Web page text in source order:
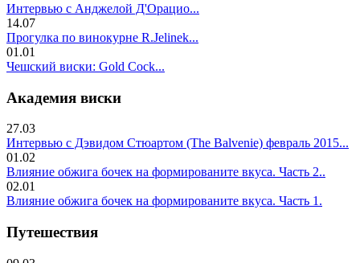
Интервью с Анджелой Д'Орацио...
14.07
Прогулка по винокурне R.Jelinek...
01.01
Чешский виски: Gold Cock...
Академия виски
27.03
Интервью с Дэвидом Стюартом (The Balvenie) февраль 2015...
01.02
Влияние обжига бочек на формированите вкуса. Часть 2..
02.01
Влияние обжига бочек на формированите вкуса. Часть 1.
Путешествия